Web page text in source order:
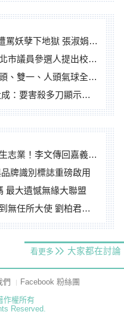
獄 張淑娟批：舌頭殺人有罪
人提出校園反毒防線升級政見
雙一、人頭氣球全登場
害殺多刀顯示怨恨深
傳回嘉義扎根點亮KANO精神
牌識別標誌重磅啟用
最大遺憾無緣大聯盟
劉柏君女裁判人生國際發光
看更多 大家都在討論
們
Facebook 粉絲團
作權所有
Reserved.